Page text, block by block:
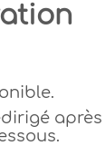
après